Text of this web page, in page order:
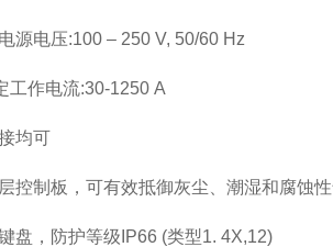
电压:100 – 250 V, 50/60 Hz
作电流:30-1250 A
均可
制板，可有效抵御灰尘、潮湿和腐蚀
，防护等级IP66 (类型1. 4X,12)